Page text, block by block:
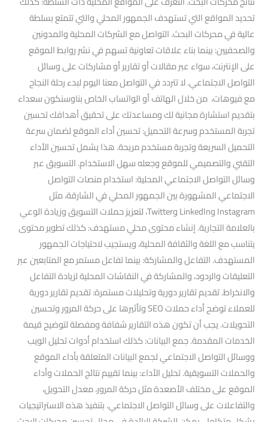
تحديد المواقع التي تستهدف الجمهور المحلي والتي تتمتع بسلطة
عالية في محركات البحث. التواصل مع الشركات المحلية والمدونين
والصحفيين: بينما بناء علاقات تعاونية تسهم في نشر روابط الموقع
على الإنترنت، سواء عبر مقالات أو تقارير أو مشاركات على وسائل
التواصل الاجتماعي. لا تتردد في التواصل معنا اليوم لبدء رحلة النجاح
مع فيوهات، من خلال الهاتف أو الواتساب الخاص بناوسنكون سعداء
بتقديم استشارة مجانية لك ومساعدتك على تحقيق أهدافك تحسين
تجربة المستخدم وسرعة التحميل: تحسين أداء الموقع لضمان سرعة
التحميل السريعة وتجربة مستخدم مريحة. هذا يشمل تحسين الأداء
التقني والتصميمي للموقع وجعله سهل الاستخدام. التسويق عبر
وسائل التواصل الاجتماعي المحلية: استخدام منصات التواصل
الاجتماعي المشهورة بين الجمهور المحلي في الشارقة، مثل
Instagram وLinkedIn وTwitter، لتعزيز حملات التسويق وزيادة الوعي
بالعلامة التجارية. إنشاء محتوى محلي مستهدف: كذلك تطوير محتوى
يتناسب مع اللغة والثقافة المحلية، ويستجيب لاحتياجات الجمهور
المستهدف. التفاعل والمشاركة: بينما تفاعل مستمر مع المتابعين عبر
التعليقات والردود، والمشاركة في النقاشات المحلية لزيادة التفاعل
والانخراط. تقديم تقارير دورية وتحليلات مستمرة: تقديم تقارير دورية
للعملاء توضح أداء حملات SEO وتأثيرها على حركة المرور وتحسين
التحويلات. يجب أن تكون هذه التقارير شفافة ومفصلة لتوضيح قيمة
الخدمات المقدمة. جمع البيانات: كذلك استخدام أدوات تحليل الويب
ووسائل التواصل الاجتماعي لجمع البيانات المتعلقة بأداء الموقع
والحملات التسويقية. تحليل الأداء: بينما تقييم نتائج الحملات وأداء
الموقع على مختلف الأصعدة مثل حركة المرور، معدل التحويل،
والتفاعلات على وسائل التواصل الاجتماعي. بتنفيذ هذه الاستراتيجيات